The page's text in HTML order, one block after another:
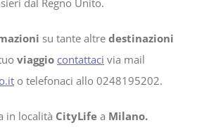
su tante altre destinazioni
viaggio contattaci via mail
o telefonaci allo 0248195202.
in località CityLife a Milano.